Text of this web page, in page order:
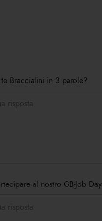
Braccialini in 3 parole?
al nostro GB-Job